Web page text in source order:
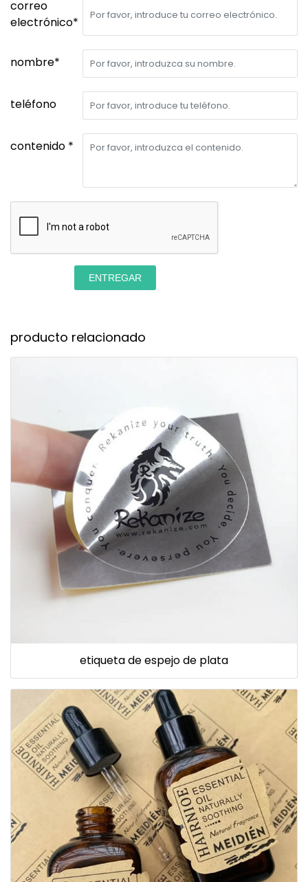
correo
electrónico*
nombre*
teléfono
contenido *
ENTREGAR
producto relacionado
etiqueta de espejo de plata